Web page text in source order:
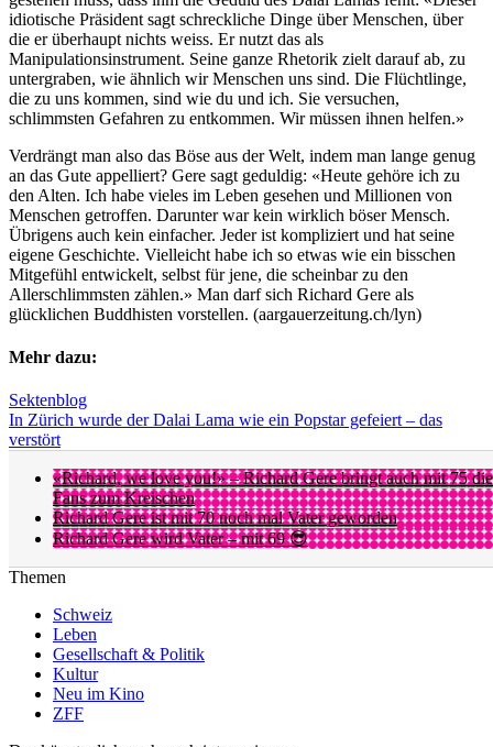
idiotische Präsident sagt schreckliche Dinge über Menschen, über
die er überhaupt nichts weiss. Er nutzt das als
Manipulationsinstrument. Seine ganze Rhetorik zielt darauf ab, zu
untergraben, wie ähnlich wir Menschen uns sind. Die Flüchtlinge,
die zu uns kommen, sind wie du und ich. Sie versuchen,
schlimmsten Gefahren zu entkommen. Wir müssen ihnen helfen.»
Verdrängt man also das Böse aus der Welt, indem man lange genug
an das Gute appelliert? Gere sagt geduldig: «Heute gehöre ich zu
den Alten. Ich habe vieles im Leben gesehen und Millionen von
Menschen getroffen. Darunter war kein wirklich böser Mensch.
Übrigens auch kein einfacher. Jeder ist kompliziert und hat seine
eigene Geschichte. Vielleicht habe ich so etwas wie ein bisschen
Mitgefühl entwickelt, selbst für jene, die scheinbar zu den
Allerschlimmsten zählen.» Man darf sich Richard Gere als
glücklichen Buddhisten vorstellen. (aargauerzeitung.ch/lyn)
Mehr dazu:
Sektenblog
In Zürich wurde der Dalai Lama wie ein Popstar gefeiert – das
verstört
«Richard, we love you!» – Richard Gere bringt auch mit 75 die
Fans zum Kreischen
Richard Gere ist mit 70 noch mal Vater geworden
Richard Gere wird Vater – mit 69 😎
Themen
Schweiz
Leben
Gesellschaft & Politik
Kultur
Neu im Kino
ZFF